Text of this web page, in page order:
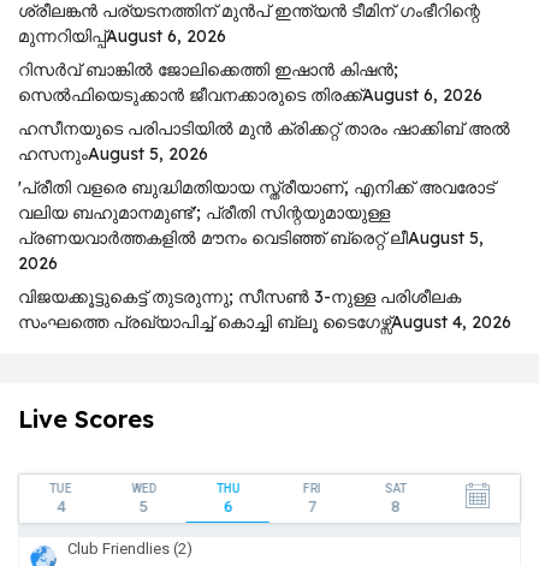
ശ്രീലങ്കൻ പര്യടനത്തിന് മുൻപ് ഇന്ത്യൻ ടീമിന് ഗംഭീറിന്റെ
മുന്നറിയിപ്പ്August 6, 2026
റിസര്‍വ് ബാങ്കിൽ ജോലിക്കെത്തി ഇഷാന്‍ കിഷന്‍;
സെൽഫിയെടുക്കാൻ ജീവനക്കാരുടെ തിരക്ക്August 6, 2026
ഹസീനയുടെ പരിപാടിയിൽ മുൻ ക്രിക്കറ്റ് താരം ഷാക്കിബ് അൽ
ഹസനുംAugust 5, 2026
'പ്രീതി വളരെ ബുദ്ധിമതിയായ സ്ത്രീയാണ്, എനിക്ക് അവരോട്
വലിയ ബഹുമാനമുണ്ട്'; പ്രീതി സിന്റയുമായുള്ള
പ്രണയവാർത്തകളിൽ മൗനം വെടിഞ്ഞ് ബ്രെറ്റ് ലീAugust 5,
2026
വിജയക്കൂട്ടുകെട്ട് തുടരുന്നു; സീസൺ 3-നുള്ള പരിശീലക
സംഘത്തെ പ്രഖ്യാപിച്ച് കൊച്ചി ബ്ലൂ ടൈഗേഴ്സ്August 4, 2026
Live Scores
TUE
4
WED
5
THU
6
FRI
7
SAT
8
Club Friendlies (2)